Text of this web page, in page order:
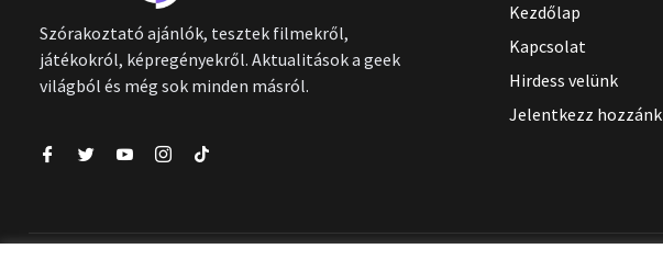
Szórakoztató ajánlók, tesztek filmekről,
játékokról, képregényekről. Aktualitások a geek
világból és még sok minden másról.
Kezdőlap
Kapcsolat
Hirdess velünk
Jelentkezz hozzánk